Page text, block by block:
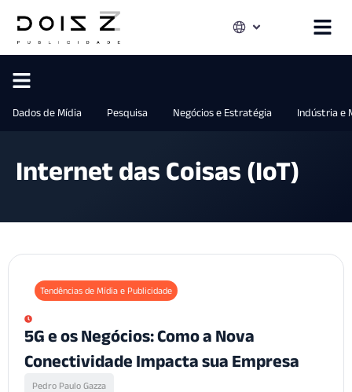
Dados de Mídia Pesquisa Negócios e Estratégia Indústria e
Internet das Coisas (IoT)
Tendências de Mídia e Publicidade
5G e os Negócios: Como a Nova
Conectividade Impacta sua Empresa
Pedro Paulo Gazza